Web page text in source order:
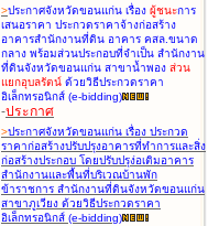
>ประกาศจังหวัดขอนแก่น เรื่อง ผู้ชนะการ
เสนอราคา ประกวดราคาจ้างก่อสร้าง
อาคารสำนักงานที่ดิน อาคาร คสล.ขนาด
กลาง พร้อมส่วนประกอบที่จำเป็น สำนักงาน
ที่ดินจังหวัดขอนแก่น สาขาน้ำพอง ส่วน
แยกอุบลรัตน์ ด้วยวิธีประกวดราคา
อิเล็กทรอนิกส์ (e-bidding)
-ประกาศ
>ประกาศจังหวัดขอนแก่น เรื่อง ประกวด
ราคาก่อสร้างปรับปรุงอาคารที่ทำการและสิ่ง
ก่อสร้างประกอบ โดยปรับปรุง่อเติมอาคาร
สำนักงานและพื้นที่บริเวณบ้านพัก
ข้าราชการ สำนักงานที่ดินจังหวัดขอนแก่น
สาขาภูเวียง ด้วยวิธีประกวดราคา
อิเล็กทรอนิกส์ (e-bidding)